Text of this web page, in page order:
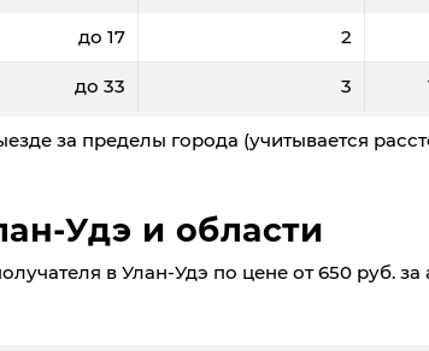
до 17 2
до 33 3
за пределы города (учитывается
Удэ и области
в Улан-Удэ по цене от 650 руб. за